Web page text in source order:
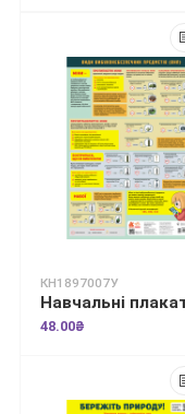
КН1897007У
48.00₴